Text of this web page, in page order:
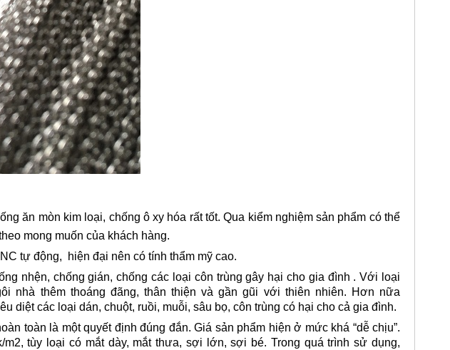
ăn mòn kim loại, chống ô xy hóa rất tốt. Qua kiểm nghiệm sản phẩm có thể
mong muốn của khách hàng.
tự động, hiện đại nên có tính thẩm mỹ cao.
nhện, chống gián, chống các loại côn trùng gây hại cho gia đình . Với loại
nhà thêm thoáng đãng, thân thiện và gần gũi với thiên nhiên. Hơn nữa
diệt các loại dán, chuột, ruồi, muỗi, sâu bọ, côn trùng có hại cho cả gia đình.
toàn là một quyết định đúng đắn. Giá sản phẩm hiện ở mức khá “dễ chịu”.
tùy loại có mắt dày, mắt thưa, sợi lớn, sợi bé. Trong quá trình sử dụng,